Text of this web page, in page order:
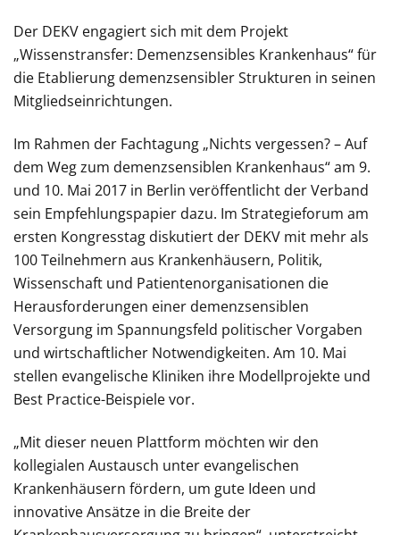
Der DEKV engagiert sich mit dem Projekt
„Wissenstransfer: Demenzsensibles Krankenhaus“ für
die Etablierung demenzsensibler Strukturen in seinen
Mitgliedseinrichtungen.
Im Rahmen der Fachtagung „Nichts vergessen? – Auf
dem Weg zum demenzsensiblen Krankenhaus“ am 9.
und 10. Mai 2017 in Berlin veröffentlicht der Verband
sein Empfehlungspapier dazu. Im Strategieforum am
ersten Kongresstag diskutiert der DEKV mit mehr als
100 Teilnehmern aus Krankenhäusern, Politik,
Wissenschaft und Patientenorganisationen die
Herausforderungen einer demenzsensiblen
Versorgung im Spannungsfeld politischer Vorgaben
und wirtschaftlicher Notwendigkeiten. Am 10. Mai
stellen evangelische Kliniken ihre Modellprojekte und
Best Practice-Beispiele vor.
„Mit dieser neuen Plattform möchten wir den
kollegialen Austausch unter evangelischen
Krankenhäusern fördern, um gute Ideen und
innovative Ansätze in die Breite der